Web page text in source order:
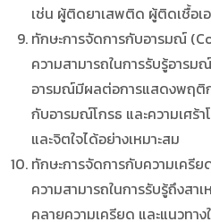
เช่น ผู้ติดยาเสพติด ผู้ติดเชื้อเ
ทักษะการจัดการกับอารมณ์
ความสามารถในการรับรู้อารม
อารมณ์มีผลต่อการแสดงพฤติก
กับอารมณ์โกรธ และความเศร้
และจิตใจได้อย่างเหมาะสม
ทักษะการจัดการกับความเครี
ความสามารถในการรับรู้ถึงสา
คลายความเครียด และแนวทา